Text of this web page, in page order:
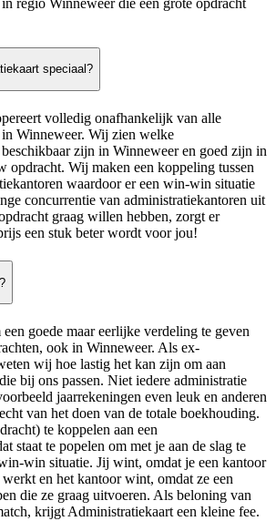
speciaal?
volledig onafhankelijk van alle
Winneweer. Wij zien welke
zijn in Winneweer en goed zijn in
opdracht. Wij maken een koppeling tussen
waardoor er een win-win situatie
concurrentie van administratiekantoren uit
graag willen hebben, zorgt er
een stuk beter wordt voor jou!
goede maar eerlijke verdeling te geven
ook in Winneweer. Als ex-
wij hoe lastig het kan zijn om aan
bij ons passen. Niet iedere administratie
jaarrekeningen even leuk en anderen
van het doen van de totale boekhouding.
te koppelen aan een
staat te popelen om met je aan de slag te
win situatie. Jij wint, omdat je een kantoor
en het kantoor wint, omdat ze een
die ze graag uitvoeren. Als beloning van
krijgt Administratiekaart een kleine fee.